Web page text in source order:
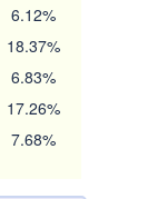
6.12%
18.37%
6.83%
17.26%
7.68%